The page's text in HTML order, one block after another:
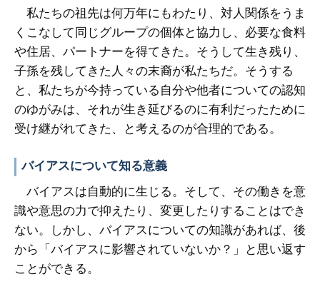
私たちの祖先は何万年にもわたり、対人関係をうま
くこなして同じグループの個体と協力し、必要な食料
や住居、パートナーを得てきた。そうして生き残り、
子孫を残してきた人々の末裔が私たちだ。そうする
と、私たちが今持っている自分や他者についての認知
のゆがみは、それが生き延びるのに有利だったために
受け継がれてきた、と考えるのが合理的である。
バイアスについて知る意義
バイアスは自動的に生じる。そして、その働きを意
識や意思の力で抑えたり、変更したりすることはでき
ない。しかし、バイアスについての知識があれば、後
から「バイアスに影響されていないか？」と思い返す
ことができる。